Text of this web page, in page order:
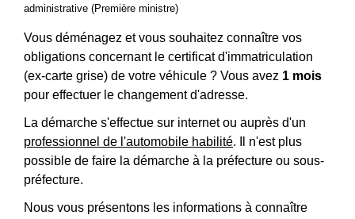
administrative (Première ministre)
Vous déménagez et vous souhaitez connaître vos
obligations concernant le certificat d'immatriculation
(ex-carte grise) de votre véhicule ? Vous avez 1 mois
pour effectuer le changement d'adresse.
La démarche s'effectue sur internet ou auprès d'un
professionnel de l'automobile habilité. Il n'est plus
possible de faire la démarche à la préfecture ou sous-
préfecture.
Nous vous présentons les informations à connaître